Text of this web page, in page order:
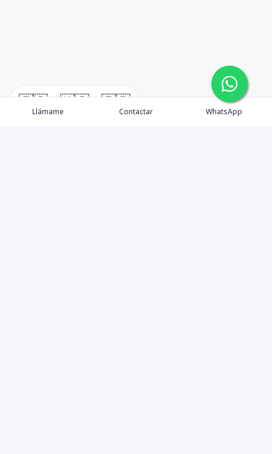
🇪🇸 🇺🇸 🇫🇷
Llámame Contactar WhatsApp